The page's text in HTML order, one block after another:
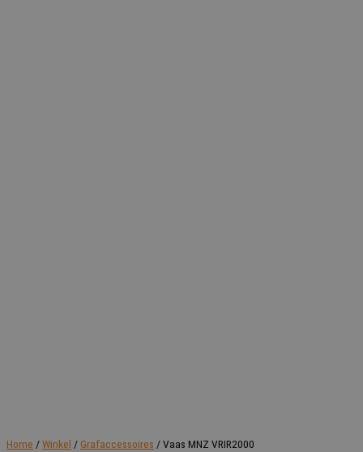
Home /Winkel / Grafaccessoires / Vaas MNZ VRIR2000